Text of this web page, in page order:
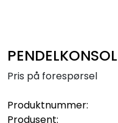
Pris på forespørsel
Produktnummer:
Produsent: